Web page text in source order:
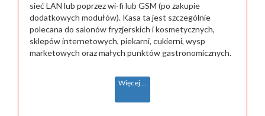
sieć LAN lub poprzez wi-fi lub GSM (po zakupie
dodatkowych modułów). Kasa ta jest szczególnie
polecana do salonów fryzjerskich i kosmetycznych,
sklepów internetowych, piekarni, cukierni, wysp
marketowych oraz małych punktów gastronomicznych.
Więcej ...